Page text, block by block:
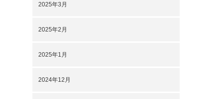
2025年3月
2025年2月
2025年1月
2024年12月